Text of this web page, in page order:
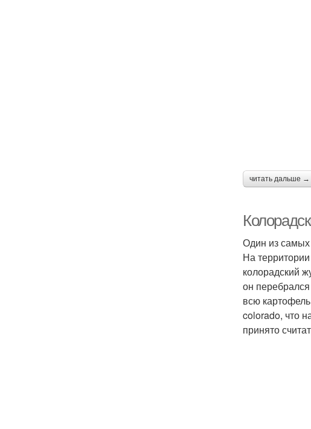
читать дальше →
Один из самых
На
колорадский
он
всю
colorado, что
принято